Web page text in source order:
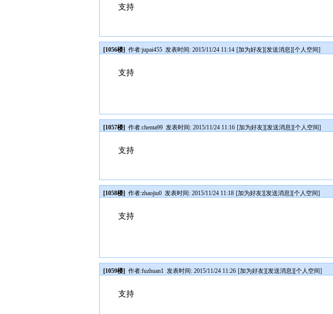
支持
[1056楼] 作者:jupai455 发表时间: 2015/11/24 11:14 [加为好友][发送消息][个人空间]
支持
[1057楼] 作者:chenta99 发表时间: 2015/11/24 11:16 [加为好友][发送消息][个人空间]
支持
[1058楼] 作者:zhaojiu0 发表时间: 2015/11/24 11:18 [加为好友][发送消息][个人空间]
支持
[1059楼] 作者:fuzhuan1 发表时间: 2015/11/24 11:26 [加为好友][发送消息][个人空间]
支持